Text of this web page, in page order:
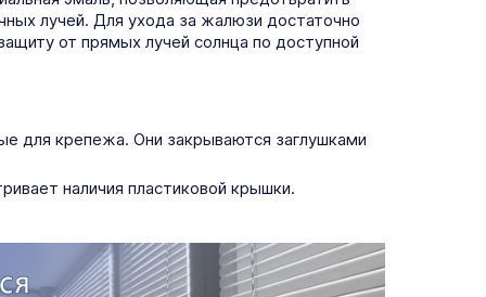
лучей. Для ухода за жалюзи достаточно
от прямых лучей солнца по доступной
для крепежа. Они закрываются заглушками
наличия пластиковой крышки.